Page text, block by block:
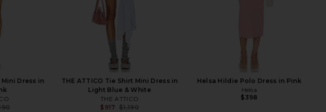
Mini Dress in
THE ATTICO Tie Shirt Mini Dress in
Light Blue & White
THE ATTICO
$917 $1,190
Helsa Hildie Polo Dress in Pink
Helsa
$398